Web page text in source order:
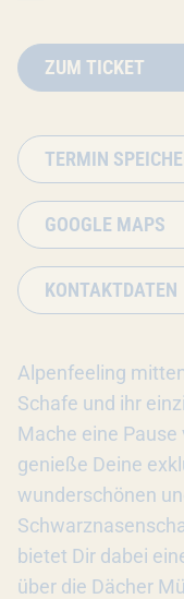
ZUM TICKET
TERMIN
GOOGLE MAPS
KONTAKTDATEN
Alpenfeeling
Schafe und ihr
Mache eine
genieße Deine
wunderschönen
bietet Dir dabei
über die Dächer